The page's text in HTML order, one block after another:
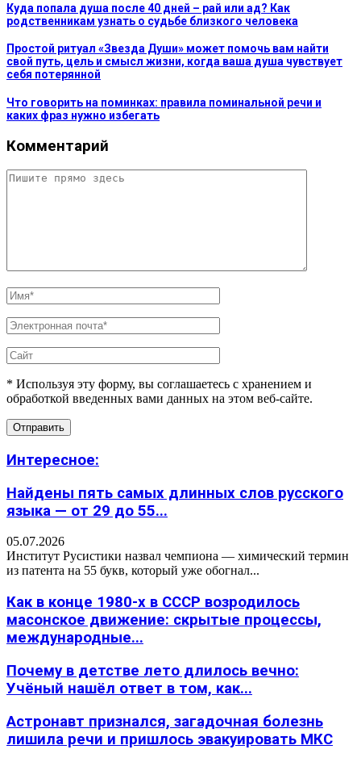
Куда попала душа после 40 дней – рай или ад? Как
родственникам узнать о судьбе близкого человека
Простой ритуал «Звезда Души» может помочь вам найти
свой путь, цель и смысл жизни, когда ваша душа чувствует
себя потерянной
Что говорить на поминках: правила поминальной речи и
каких фраз нужно избегать
Комментарий
* Используя эту форму, вы соглашаетесь с хранением и
обработкой введенных вами данных на этом веб-сайте.
Интересное:
Найдены пять самых длинных слов русского
языка — от 29 до 55...
05.07.2026
Институт Русистики назвал чемпиона — химический термин
из патента на 55 букв, который уже обогнал...
Как в конце 1980-х в СССР возродилось
масонское движение: скрытые процессы,
международные...
Почему в детстве лето длилось вечно:
Учёный нашёл ответ в том, как...
Астронавт признался, загадочная болезнь
лишила речи и пришлось эвакуировать МКС